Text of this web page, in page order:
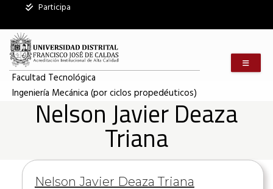
Participa
Facultad Tecnológica
Ingeniería Mecánica (por ciclos propedéuticos)
Nelson Javier Deaza
Triana
Información
Nelson Javier Deaza Triana